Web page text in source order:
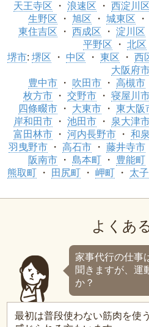
天王寺区
浪速区 西淀川区
生野区
旭区 城東区
東住吉区
西成区 淀川区
平野区
北区
堺市: 堺区 中区 東区 西
大阪府
豊中市
吹田市 高槻市
枚方市
交野市 寝屋川
四條畷市
大東市 東大阪
岸和田市
池田市 泉大津
富田林市
河内長野市 和
羽曳野市
高石市 藤井寺市
阪南市
島本町 豊能町
熊取町
田尻町 岬町 太
よくあ
家事代行の仕事
聞きますが、運
か？
最初は普段使わない筋肉を使